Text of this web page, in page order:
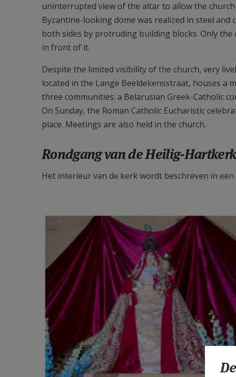
uninterrupted view of the altar to allow the
Byzantine-looking dome was realized in steel
both sides by protruding building blocks. Only
in front of it.
Despite the limited visibility of the church, very
located in the Lange Beeldekensstraat, houses a
three communities: a Belarusian Greek-Catholic
On Sunday, the Roman Catholic Eucharistic
place. Meetings are also held in the church.
Rondgang van de Heilig-Hartkerk
Het interieur van de kerk wordt beschreven in een
Collage.png